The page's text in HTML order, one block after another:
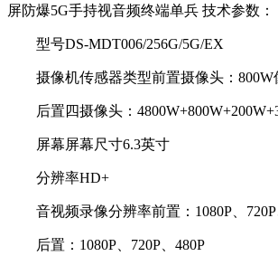
屏防爆5G手持视音频终端单兵 技术参数：
型号DS-MDT006/256G/5G/EX
摄像机传感器类型前置摄像头：800W
后置四摄像头：
屏幕屏幕尺寸6.3英寸
分辨率HD+
音视频录像分辨率前置：1080P、720P
后置：1080P、720P、480P